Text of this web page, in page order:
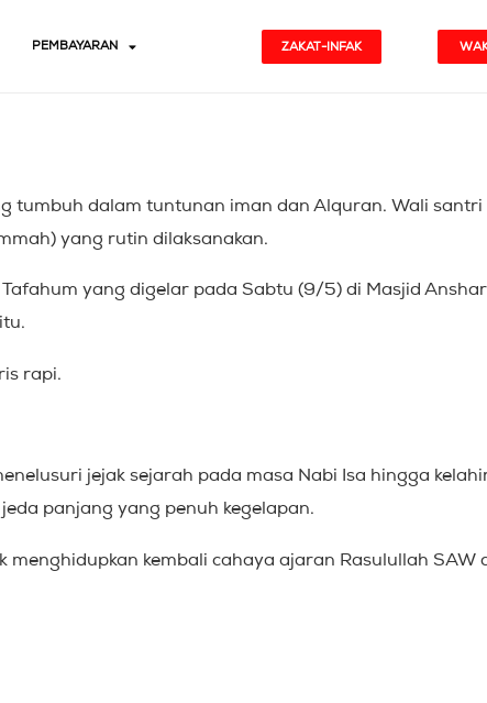
PEMBAYARAN ZAKAT-INFAK
tumbuh dalam tuntunan iman dan Alquran. Wali
yang rutin dilaksanakan.
yang digelar pada Sabtu (9/5) di Masjid
rapi.
jejak sejarah pada masa Nabi Isa hingga
panjang yang penuh kegelapan.
kembali cahaya ajaran Rasulullah SAW